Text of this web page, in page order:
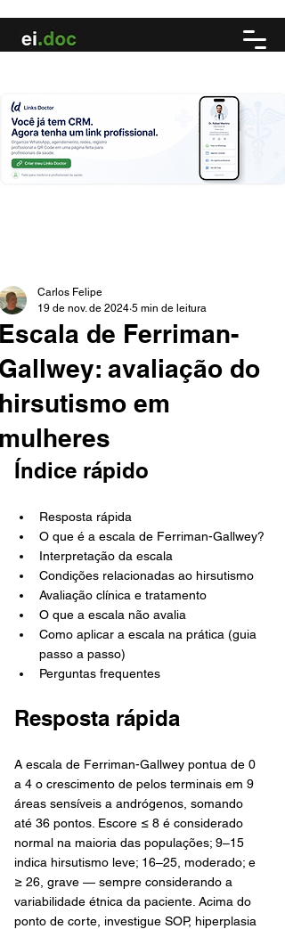
de Ferriman-
avaliação do
em
Carlos Felipe
19 de nov. de 2024 5 min de leitura
Índice rápido
Resposta rápida
O que é a escala de Ferriman-Gallwey?
Interpretação da escala
Condições relacionadas ao hirsutismo
Avaliação clínica e tratamento
O que a escala não avalia
Como aplicar a escala na prática (guia
passo a passo)
Perguntas frequentes
Resposta rápida
A escala de Ferriman-Gallwey pontua de 0
a 4 o crescimento de pelos terminais em 9
áreas sensíveis a andrógenos, somando
até 36 pontos. Escore ≤ 8 é considerado
normal na maioria das populações; 9–15
indica hirsutismo leve; 16–25, moderado; e
≥ 26, grave — sempre considerando a
variabilidade étnica da paciente. Acima do
ponto de corte, investigue SOP, hiperplasia